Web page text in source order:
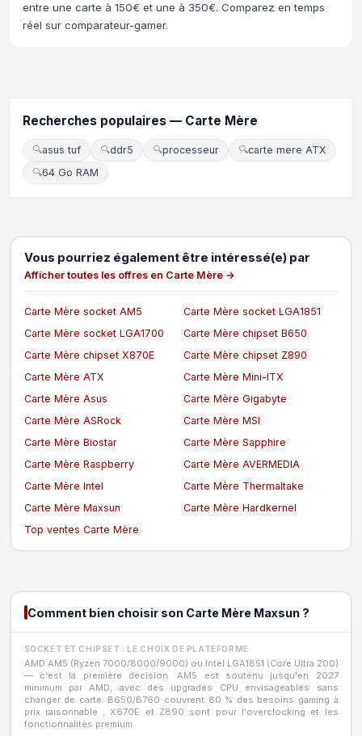
entre une carte à 150€ et une à 350€. Comparez en temps
réel sur comparateur-gamer.
Recherches populaires — Carte Mère
🔍asus tuf 🔍ddr5 🔍processeur 🔍carte mere ATX
🔍64 Go RAM
Vous pourriez également être intéressé(e) par
Afficher toutes les offres en Carte Mère →
Carte Mère socket AM5
Carte Mère socket LGA1851
Carte Mère socket LGA1700
Carte Mère chipset B650
Carte Mère chipset X870E
Carte Mère chipset Z890
Carte Mère ATX
Carte Mère Mini-ITX
Carte Mère Asus
Carte Mère Gigabyte
Carte Mère ASRock
Carte Mère MSI
Carte Mère Biostar
Carte Mère Sapphire
Carte Mère Raspberry
Carte Mère AVERMEDIA
Carte Mère Intel
Carte Mère Thermaltake
Carte Mère Maxsun
Carte Mère Hardkernel
Top ventes Carte Mère
Comment bien choisir son Carte Mère Maxsun ?
SOCKET ET CHIPSET : LE CHOIX DE PLATEFORME
AMD AM5 (Ryzen 7000/8000/9000) ou Intel LGA1851 (Core Ultra 200)
— c'est la première décision. AM5 est soutenu jusqu'en 2027
minimum par AMD, avec des upgrades CPU envisageables sans
changer de carte. B650/B760 couvrent 80 % des besoins gaming à
prix raisonnable ; X670E et Z890 sont pour l'overclocking et les
fonctionnalités premium.